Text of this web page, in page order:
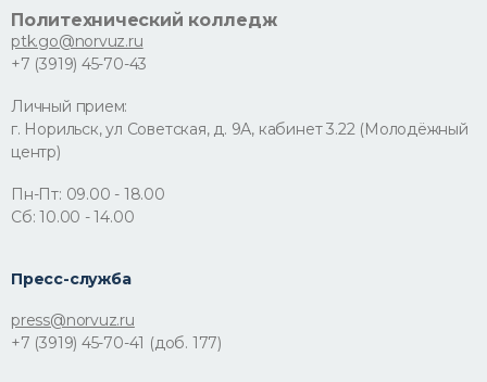
Политехнический колледж
ptk.go@norvuz.ru
+7 (3919) 45-70-43
Личный прием:
г. Норильск, ул Советская, д. 9А, кабинет 3.22 (Молодёжный
центр)
Пн-Пт: 09.00 - 18.00
Сб: 10.00 - 14.00
Пресс-служба
press@norvuz.ru
+7 (3919) 45-70-41 (доб. 177)